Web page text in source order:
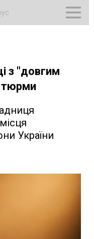
з "довгим
тюрми
України